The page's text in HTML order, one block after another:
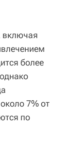
включая
более
7% от
по